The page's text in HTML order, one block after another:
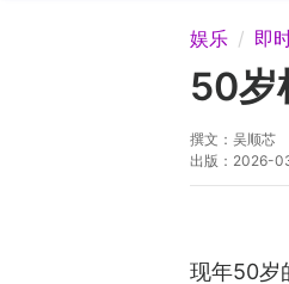
娱乐 即
50岁
撰文： 吴顺芯
出版： 2026-
现年50岁